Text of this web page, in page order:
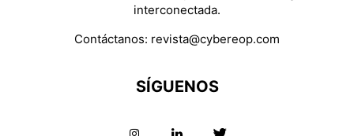
interconectada.
Contáctanos: revista@cybereop.com
SÍGUENOS